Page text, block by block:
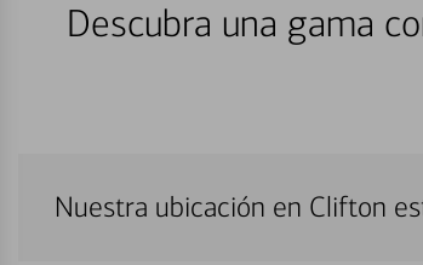
Descubra una gama
Nuestra ubicación en Clifton